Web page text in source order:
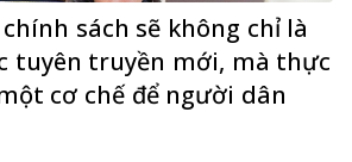
sách sẽ không chỉ là
tuyên truyền mới, mà thực
cơ chế để người dân